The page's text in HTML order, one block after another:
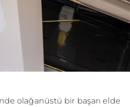
olağanüstü bir başarı elde